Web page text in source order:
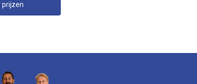
prijzen